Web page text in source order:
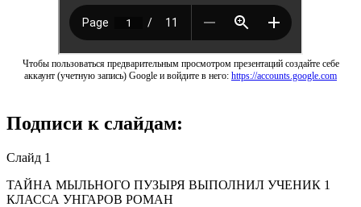
Чтобы пользоваться предварительным просмотром презентаций создайте себе
аккаунт (учетную запись) Google и войдите в него: https://accounts.google.com
Подписи к слайдам:
Слайд 1
ТАЙНА МЫЛЬНОГО ПУЗЫРЯ ВЫПОЛНИЛ УЧЕНИК 1
КЛАССА УНГАРОВ РОМАН